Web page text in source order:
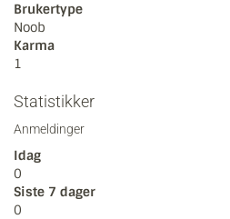
Brukertype
Noob
Karma
1
Statistikker
Anmeldinger
Idag
0
Siste 7 dager
0